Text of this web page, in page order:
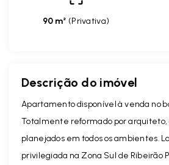
90 m² (Privativa)
Descrição do imóvel
Apartamento disponível à venda no
Totalmente reformado por arquiteto,
planejados em todos os ambientes.
privilegiada na Zona Sul de Ribeirão